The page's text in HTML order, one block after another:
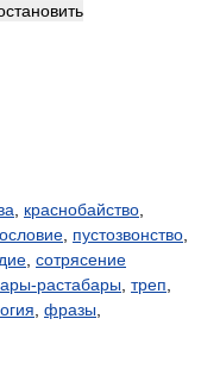
краснобайство
пустозвонство
сотрясение
растабары треп
фразы